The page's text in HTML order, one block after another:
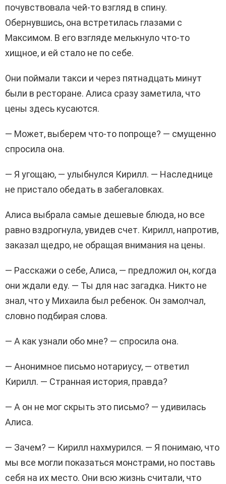
почувствовала чей-то взгляд в спину.
Обернувшись, она встретилась глазами с
Максимом. В его взгляде мелькнуло что-то
хищное, и ей стало не по себе.
Они поймали такси и через пятнадцать минут
были в ресторане. Алиса сразу заметила, что
цены здесь кусаются.
— Может, выберем что-то попроще? — смущенно
спросила она.
— Я угощаю, — улыбнулся Кирилл. — Наследнице
не пристало обедать в забегаловках.
Алиса выбрала самые дешевые блюда, но все
равно вздрогнула, увидев счет. Кирилл, напротив,
заказал щедро, не обращая внимания на цены.
— Расскажи о себе, Алиса, — предложил он, когда
они ждали еду. — Ты для нас загадка. Никто не
знал, что у Михаила был ребенок. Он замолчал,
словно подбирая слова.
— А как узнали обо мне? — спросила она.
— Анонимное письмо нотариусу, — ответил
Кирилл. — Странная история, правда?
— А он не мог скрыть это письмо? — удивилась
Алиса.
— Зачем? — Кирилл нахмурился. — Я понимаю, что
мы все могли показаться монстрами, но поставь
себя на их место. Они всю жизнь считали, что